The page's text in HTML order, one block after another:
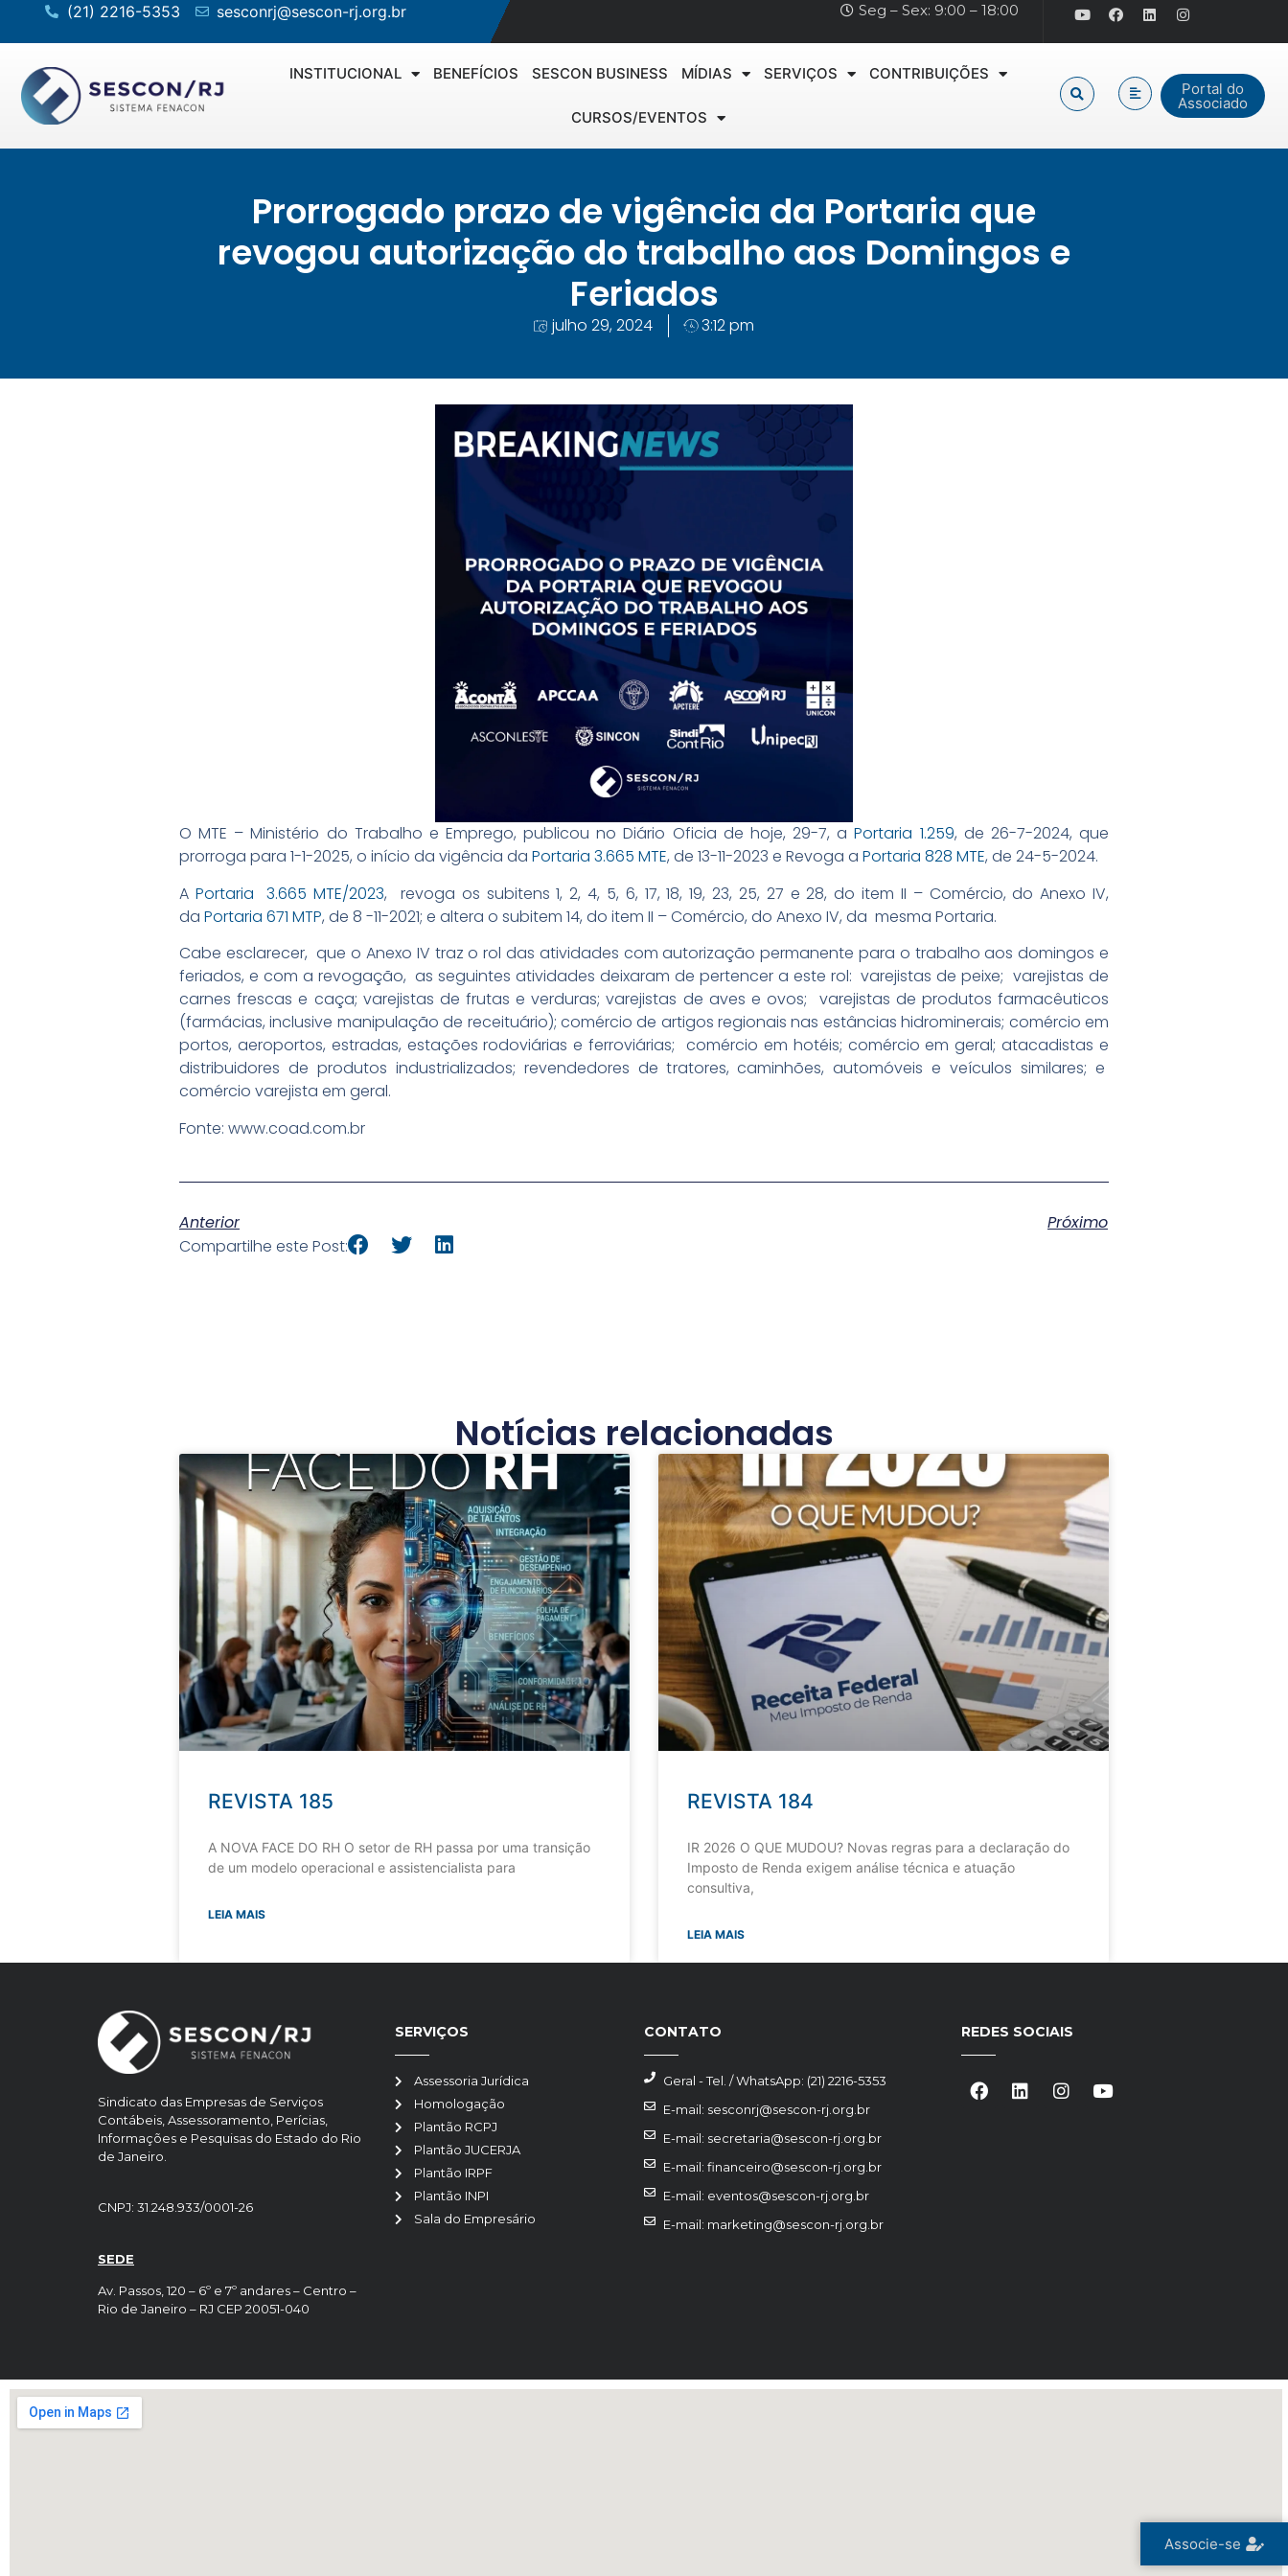
(21) 2216-5353 sesconrj@sescon-rj.org.br Seg – Sex: 9:00 – 18:00
INSTITUCIONAL BENEFÍCIOS SESCON BUSINESS MÍDIAS SERVIÇOS CONTRIBUIÇÕES
CURSOS/EVENTOS
Portal do
Associado
Prorrogado prazo de vigência da Portaria que
revogou autorização do trabalho aos Domingos e
Feriados
julho 29, 2024 3:12 pm
O MTE – Ministério do Trabalho e Emprego, publicou no Diário Oficia de hoje, 29-7, aPortaria 1.259, de 26-7-2024, que
prorroga para 1-1-2025, o início da vigência da Portaria 3.665 MTE, de 13-11-2023 e Revoga a Portaria 828 MTE, de 24-5-2024.
A Portaria 3.665 MTE/2023, revoga os subitens 1, 2, 4, 5, 6, 17, 18, 19, 23, 25, 27 e 28, do item II – Comércio, do Anexo IV,
da Portaria 671 MTP, de 8 -11-2021; e altera o subitem 14, do item II – Comércio, do Anexo IV, da mesma Portaria.
Cabe esclarecer, que o Anexo IV traz o rol das atividades com autorização permanente para o trabalho aos domingos e
feriados, e com a revogação, as seguintes atividades deixaram de pertencer a este rol: varejistas de peixe; varejistas de
carnes frescas e caça; varejistas de frutas e verduras; varejistas de aves e ovos; varejistas de produtos farmacêuticos
(farmácias, inclusive manipulação de receituário); comércio de artigos regionais nas estâncias hidrominerais; comércio em
portos, aeroportos, estradas, estações rodoviárias e ferroviárias; comércio em hotéis; comércio em geral; atacadistas e
distribuidores de produtos industrializados; revendedores de tratores, caminhões, automóveis e veículos similares; e
comércio varejista em geral.
Fonte: www.coad.com.br
Anterior
Próximo
Compartilhe este Post:
Notícias relacionadas
REVISTA 185
A NOVA FACE DO RH O setor de RH passa por uma transição
de um modelo operacional e assistencialista para
LEIA MAIS
REVISTA 184
IR 2026 O QUE MUDOU? Novas regras para a declaração do
Imposto de Renda exigem análise técnica e atuação
consultiva,
LEIA MAIS
Sindicato das Empresas de Serviços
Contábeis, Assessoramento, Perícias,
Informações e Pesquisas do Estado do Rio
de Janeiro.
CNPJ: 31.248.933/0001-26
SEDE
Av. Passos, 120 – 6º e 7º andares – Centro –
Rio de Janeiro – RJ CEP 20051-040
SERVIÇOS
Assessoria Jurídica
Homologação
Plantão RCPJ
Plantão JUCERJA
Plantão IRPF
Plantão INPI
Sala do Empresário
CONTATO
Geral - Tel. / WhatsApp: (21) 2216-5353
E-mail: sesconrj@sescon-rj.org.br
E-mail: secretaria@sescon-rj.org.br
E-mail: financeiro@sescon-rj.org.br
E-mail: eventos@sescon-rj.org.br
E-mail: marketing@sescon-rj.org.br
REDES SOCIAIS
Associe-se